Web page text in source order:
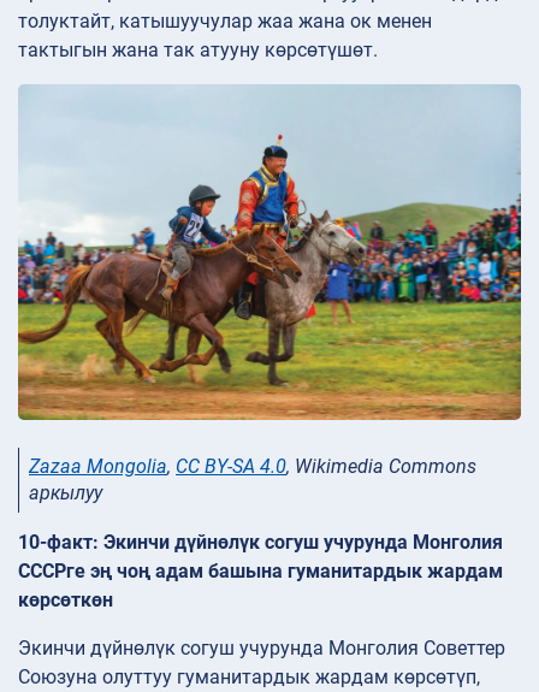
толуктайт, катышуучулар жаа жана ок менен
тактыгын жана так атууну көрсөтүшөт.
Zazaa Mongolia, CC BY-SA 4.0, Wikimedia Commons
аркылуу
10-факт: Экинчи дүйнөлүк согуш учурунда Монголия
СССРге эң чоң адам башына гуманитардык жардам
көрсөткөн
Экинчи дүйнөлүк согуш учурунда Монголия Советтер
Союзуна олуттуу гуманитардык жардам көрсөтүп,